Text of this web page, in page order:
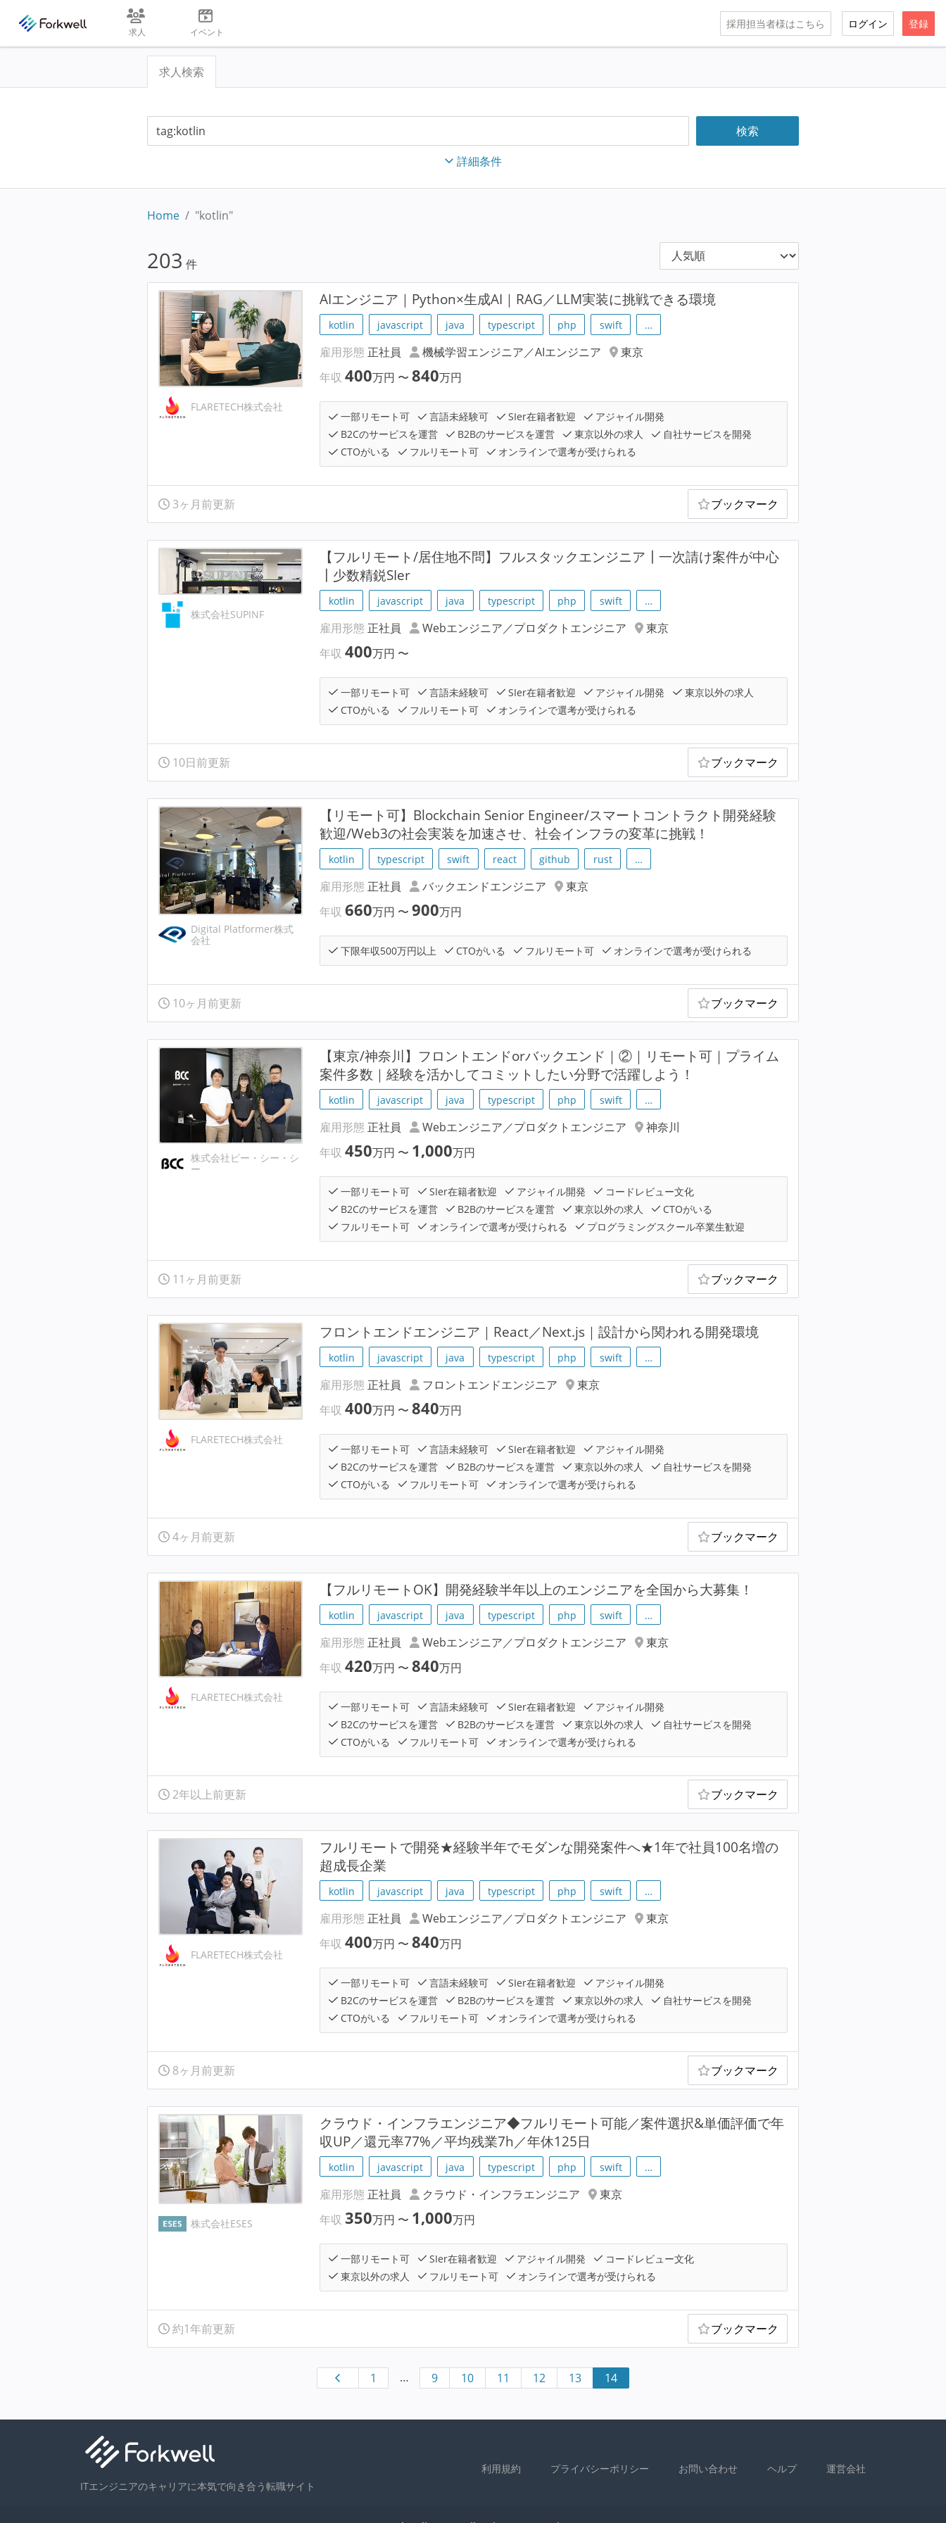
求人 イベント
採用担当者様はこちら ログイン 登録
求人検索
詳細条件
Home "kotlin"
203 件
FLARETECH株式会社
AIエンジニア｜Python×生成AI｜RAG／LLM実装に挑戦できる環境
kotlin javascript java typescript php swift …
雇用形態 正社員 機械学習エンジニア／AIエンジニア
東京
年収400万円 〜840万円
一部リモート可 言語未経験可 SIer在籍者歓迎
アジャイル開発
B2Cのサービスを運営
B2Bのサービスを運営 東京以外の求人
自社サービスを開発
CTOがいる
フルリモート可 オンラインで選考が受けられる
3ヶ月前更新 ブックマーク
株式会社SUPINF
【フルリモート/居住地不問】フルスタックエンジニア┃一次請け案件が中心
┃少数精鋭SIer
kotlin javascript java typescript php swift …
雇用形態 正社員 Webエンジニア／プロダクトエンジニア
東京
年収400万円 〜
一部リモート可 言語未経験可 SIer在籍者歓迎 アジャイル開発
東京以外の求人
CTOがいる
フルリモート可 オンラインで選考が受けられる
10日前更新 ブックマーク
Digital Platformer株式
会社
【リモート可】Blockchain Senior Engineer/スマートコントラクト開発経験
歓迎/Web3の社会実装を加速させ、社会インフラの変革に挑戦！
kotlin typescript swift react github rust …
雇用形態 正社員 バックエンドエンジニア
東京
年収660万円 〜900万円
下限年収500万円以上 CTOがいる フルリモート可 オンラインで選考が受けられる
10ヶ月前更新 ブックマーク
株式会社ビー・シー・シ
ー
【東京/神奈川】フロントエンドorバックエンド｜②｜リモート可｜プライム
案件多数｜経験を活かしてコミットしたい分野で活躍しよう！
kotlin javascript java typescript php swift …
雇用形態 正社員 Webエンジニア／プロダクトエンジニア
神奈川
年収450万円 〜 1,000万円
一部リモート可 SIer在籍者歓迎 アジャイル開発
コードレビュー文化
B2Cのサービスを運営
B2Bのサービスを運営 東京以外の求人
CTOがいる
フルリモート可
オンラインで選考が受けられる プログラミングスクール卒業生歓迎
11ヶ月前更新 ブックマーク
FLARETECH株式会社
フロントエンドエンジニア｜React／Next.js｜設計から関われる開発環境
kotlin javascript java typescript php swift …
雇用形態 正社員 フロントエンドエンジニア
東京
年収400万円 〜840万円
一部リモート可 言語未経験可 SIer在籍者歓迎
アジャイル開発
B2Cのサービスを運営
B2Bのサービスを運営 東京以外の求人
自社サービスを開発
CTOがいる
フルリモート可 オンラインで選考が受けられる
4ヶ月前更新 ブックマーク
FLARETECH株式会社
【フルリモートOK】開発経験半年以上のエンジニアを全国から大募集！
kotlin javascript java typescript php swift …
雇用形態 正社員 Webエンジニア／プロダクトエンジニア
東京
年収420万円 〜840万円
一部リモート可 言語未経験可 SIer在籍者歓迎
アジャイル開発
B2Cのサービスを運営
B2Bのサービスを運営 東京以外の求人
自社サービスを開発
CTOがいる
フルリモート可 オンラインで選考が受けられる
2年以上前更新 ブックマーク
FLARETECH株式会社
フルリモートで開発★経験半年でモダンな開発案件へ★1年で社員100名増の
超成長企業
kotlin javascript java typescript php swift …
雇用形態 正社員 Webエンジニア／プロダクトエンジニア
東京
年収400万円 〜840万円
一部リモート可 言語未経験可 SIer在籍者歓迎
アジャイル開発
B2Cのサービスを運営
B2Bのサービスを運営 東京以外の求人
自社サービスを開発
CTOがいる
フルリモート可 オンラインで選考が受けられる
8ヶ月前更新 ブックマーク
株式会社ESES
クラウド・インフラエンジニア◆フルリモート可能／案件選択&単価評価で年
収UP／還元率77%／平均残業7h／年休125日
kotlin javascript java typescript php swift …
雇用形態 正社員 クラウド・インフラエンジニア
東京
年収350万円 〜 1,000万円
一部リモート可 SIer在籍者歓迎 アジャイル開発
コードレビュー文化
東京以外の求人
フルリモート可 オンラインで選考が受けられる
約1年前更新 ブックマーク
1 … 9 10 11 12 13 14
ITエンジニアのキャリアに本気で向き合う転職サイト
利用規約 プライバシーポリシー お問い合わせ ヘルプ 運営会社